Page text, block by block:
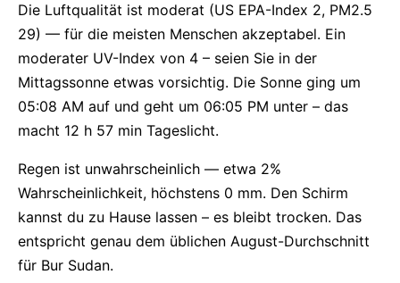
Die Luftqualität ist moderat (US EPA-Index 2, PM2.5
29) — für die meisten Menschen akzeptabel. Ein
moderater UV-Index von 4 – seien Sie in der
Mittagssonne etwas vorsichtig. Die Sonne ging um
05:08 AM auf und geht um 06:05 PM unter – das
macht 12 h 57 min Tageslicht.
Regen ist unwahrscheinlich — etwa 2%
Wahrscheinlichkeit, höchstens 0 mm. Den Schirm
kannst du zu Hause lassen – es bleibt trocken. Das
entspricht genau dem üblichen August-Durchschnitt
für Bur Sudan.